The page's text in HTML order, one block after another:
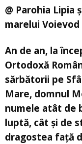
@ Parohia Lipia
marelui
An de an, la
Ortodoxă
sărbătorii pe
Mare, domnul
numele atât de
luptă, cât și de
dragostea față